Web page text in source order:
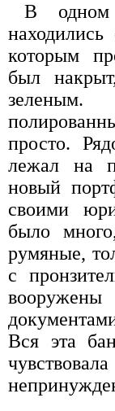
В одном
которым
был
просто.
лежал на
новый
своими
было
румяные,
с
Вся эта